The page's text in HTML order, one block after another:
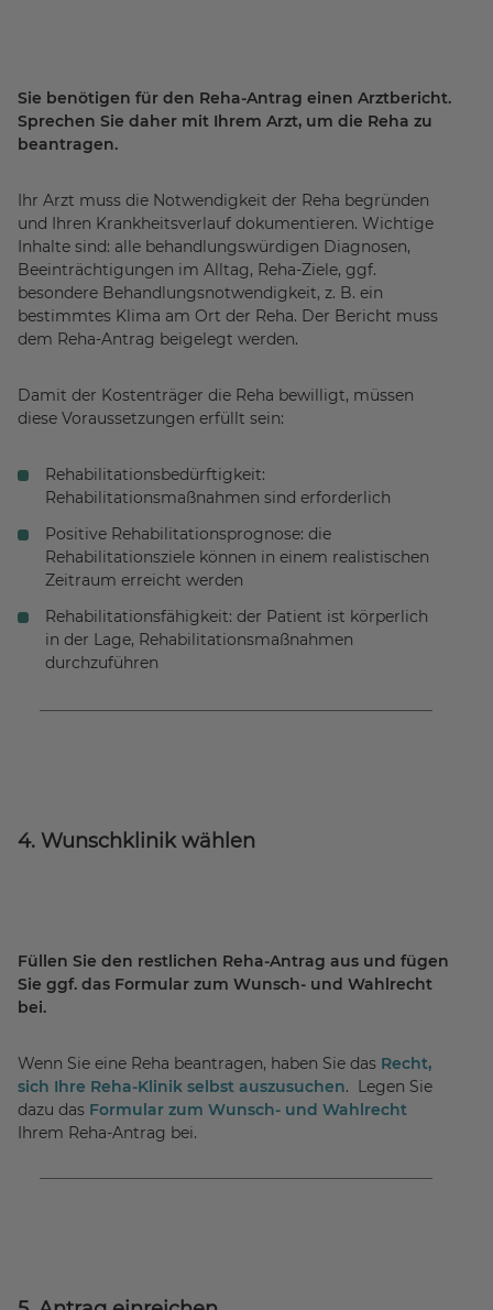
Sie benötigen für den Reha-Antrag einen Arztbericht.
Sprechen Sie daher mit Ihrem Arzt, um die Reha zu
beantragen.
Ihr Arzt muss die Notwendigkeit der Reha begründen
und Ihren Krankheitsverlauf dokumentieren. Wichtige
Inhalte sind: alle behandlungswürdigen Diagnosen,
Beeinträchtigungen im Alltag, Reha-Ziele, ggf.
besondere Behandlungsnotwendigkeit, z. B. ein
bestimmtes Klima am Ort der Reha. Der Bericht muss
dem Reha-Antrag beigelegt werden.
Damit der Kostenträger die Reha bewilligt, müssen
diese Voraussetzungen erfüllt sein:
Rehabilitationsbedürftigkeit:
Rehabilitationsmaßnahmen sind erforderlich
Positive Rehabilitationsprognose: die
Rehabilitationsziele können in einem realistischen
Zeitraum erreicht werden
Rehabilitationsfähigkeit: der Patient ist körperlich
in der Lage, Rehabilitationsmaßnahmen
durchzuführen
4. Wunschklinik wählen
Füllen Sie den restlichen Reha-Antrag aus und fügen
Sie ggf. das Formular zum Wunsch- und Wahlrecht
bei.
Wenn Sie eine Reha beantragen, haben Sie das Recht,
sich Ihre Reha-Klinik selbst auszusuchen. Legen Sie
dazu das Formular zum Wunsch- und Wahlrecht
Ihrem Reha-Antrag bei.